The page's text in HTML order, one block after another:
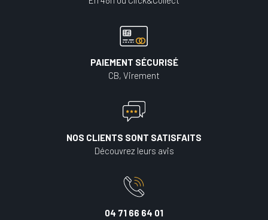
PAIEMENT SÉCURISÉ
CB, Virement
NOS CLIENTS SONT SATISFAITS
Découvrez leurs avis
04 71 66 64 01